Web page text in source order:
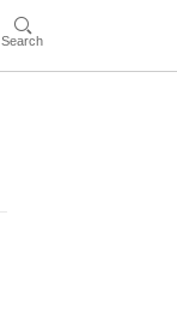
Search